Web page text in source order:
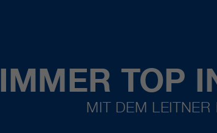
IMMER TOP
MIT DEM LEITNER